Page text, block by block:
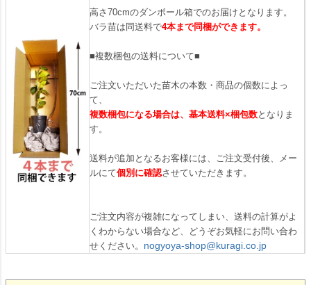
高さ70cmのダンボール箱でのお届けとなります。
バラ苗は同送料で4本まで同梱ができます。
■複数梱包の送料について■
ご注文いただいた苗木の本数・商品の個数によっ
て、
複数梱包になる場合は、基本送料×梱包数となりま
す。
送料が追加となるお客様には、ご注文受付後、メー
ルにて個別に確認させていただきます。
ご注文内容が複雑になってしまい、送料の計算がよ
くわからない場合など、どうぞお気軽にお問い合わ
せください。 nogyoya-shop@kuragi.co.jp